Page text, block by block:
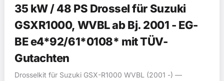
35 kW / 48 PS Drossel für Suzuki
GSXR1000, WVBL ab Bj. 2001 - EG-
BE e4*92/61*0108* mit TÜV-
Gutachten
Drosselkit für Suzuki GSX-R1000 WVBL (2001 -) —